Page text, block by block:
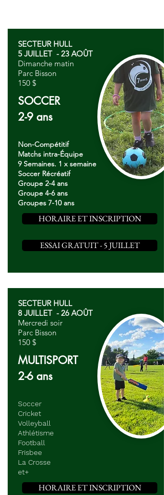
SECTEUR HULL
5 JUILLET - 23 AOÛT
Dimanche matin
Parc Bisson
150 $
SOCCER
2-9 ans
Non-Compétitif
Matchs intra-Équipe
9 Semaines. 1 x semaine
Soccer Récréatif
Groupe 2-4 ans
Groupe 4-6 ans
Groupes 7-10 ans
HORAIRE ET INSCRIPTION
ESSAI GRATUIT - 5 JUILLET
SECTEUR HULL
8 JUILLET - 26 AOÛT
Mercredi soir
Parc Bisson
150 $
MULTISPORT
2-6 ans
Soccer
Cricket
Volleyball
Athlétisme
Football
Frisbee
La Crosse
et+
HORAIRE ET INSCRIPTION